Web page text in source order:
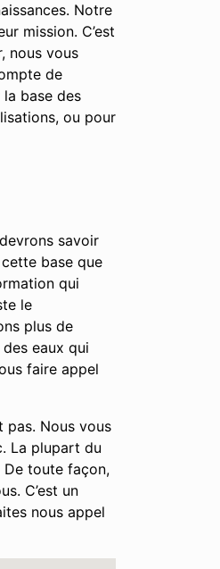
Notre
mission. C’est
nous vous
de
base des
ou pour
savoir
cette base que
qui
le
plus de
eaux qui
faire appel
pas. Nous vous
La plupart du
De toute façon,
C’est un
nous appel